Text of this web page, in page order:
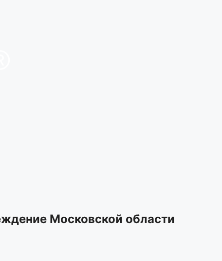
Московской области